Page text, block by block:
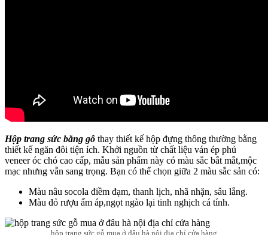
Hộp trang sức bằng gỗ thay thiết kế hộp đựng thông thường bằng
thiết kế ngăn đôi tiện ích. Khởi nguồn từ chất liệu ván ép phủ
veneer óc chó cao cấp, mẫu sản phẩm này có màu sắc bắt mắt,mộc
mạc nhưng vẫn sang trọng. Bạn có thể chọn giữa 2 màu sắc sản có:
Màu nâu socola điềm đạm, thanh lịch, nhã nhặn, sâu lắng.
Màu đỏ rượu ấm áp,ngọt ngào lại tinh nghịch cá tính.
hộp trang sức gỗ mua ở đâu hà nội địa chỉ cửa hàng